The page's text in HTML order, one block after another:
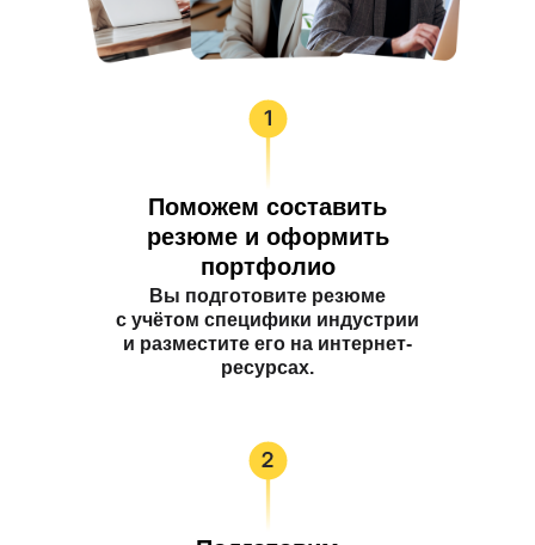
Поможем составить
резюме и оформить
портфолио
Вы подготовите резюме
с учётом специфики индустрии
и разместите его на интернет-
ресурсах.